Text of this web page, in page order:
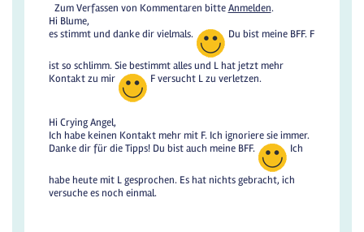
Zum Verfassen von Kommentaren bitteAnmelden.
Hi Blume,
es stimmt und danke dir vielmals.
Du bist meine BFF. F
ist so schlimm. Sie bestimmt alles und L hat jetzt mehr
Kontakt zu mir
F versucht L zu verletzen.
Hi Crying Angel,
Ich habe keinen Kontakt mehr mit F. Ich ignoriere sie immer.
Danke dir für die Tipps! Du bist auch meine BFF.
Ich
habe heute mit L gesprochen. Es hat nichts gebracht, ich
versuche es noch einmal.